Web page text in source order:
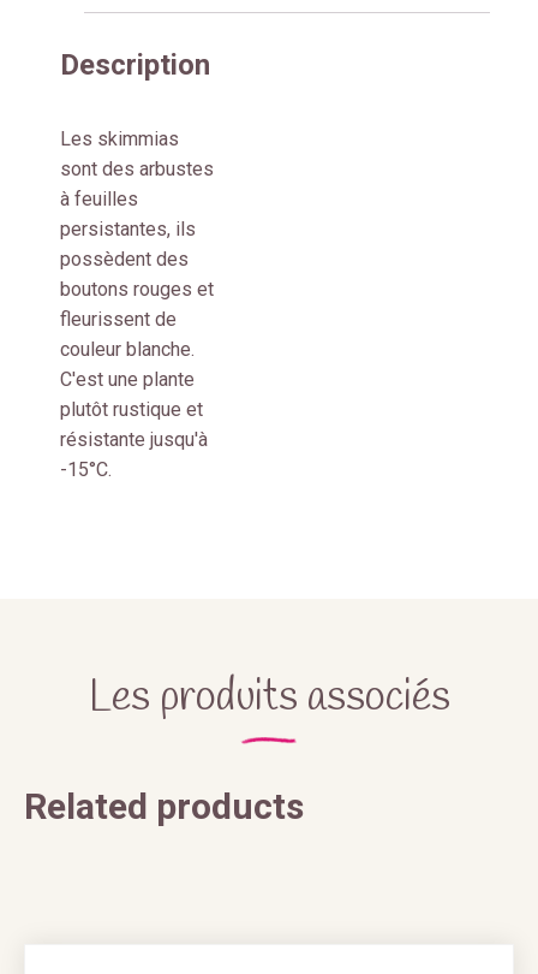
Description
Les skimmias
sont des arbustes
à feuilles
persistantes, ils
possèdent des
boutons rouges et
fleurissent de
couleur blanche.
C'est une plante
plutôt rustique et
résistante jusqu'à
-15°C.
Les produits associés
Related products